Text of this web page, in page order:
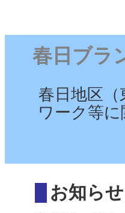
春日ブラ
春日地区
ワーク等
お知らせ